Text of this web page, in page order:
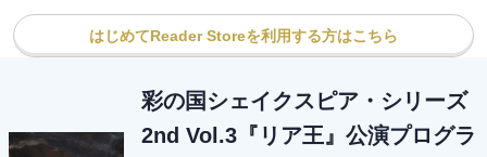
はじめてReader Storeを利用する方はこちら
彩の国シェイクスピア・シリーズ
2nd Vol.3『リア王』公演プログラ